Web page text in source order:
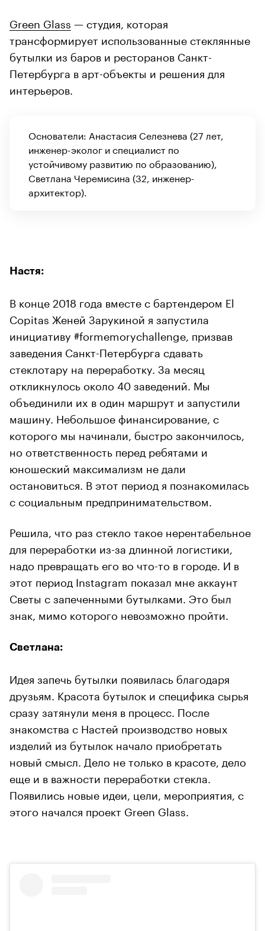
Green Glass — студия, которая
трансформирует использованные стеклянные
бутылки из баров и ресторанов Санкт-
Петербурга в арт-объекты и решения для
интерьеров.
Основатели: Анастасия Селезнева (27 лет,
инженер-эколог и специалист по
устойчивому развитию по образованию),
Светлана Черемисина (32, инженер-
архитектор).
Настя:
В конце 2018 года вместе с бартендером El
Copitas Женей Зарукиной я запустила
инициативу #formemorychallenge, призвав
заведения Санкт-Петербурга сдавать
стеклотару на переработку. За месяц
откликнулось около 40 заведений. Мы
объединили их в один маршрут и запустили
машину. Небольшое финансирование, с
которого мы начинали, быстро закончилось,
но ответственность перед ребятами и
юношеский максимализм не дали
остановиться. В этот период я познакомилась
с социальным предпринимательством.
Решила, что раз стекло такое нерентабельное
для переработки из-за длинной логистики,
надо превращать его во что-то в городе. И в
этот период Instagram показал мне аккаунт
Светы с запеченными бутылками. Это был
знак, мимо которого невозможно пройти.
Светлана:
Идея запечь бутылки появилась благодаря
друзьям. Красота бутылок и специфика сырья
сразу затянули меня в процесс. После
знакомства с Настей производство новых
изделий из бутылок начало приобретать
новый смысл. Дело не только в красоте, дело
еще и в важности переработки стекла.
Появились новые идеи, цели, мероприятия, с
этого начался проект Green Glass.